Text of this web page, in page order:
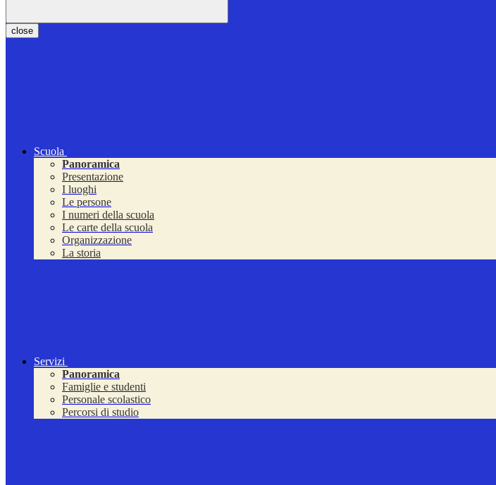
close
Scuola
Panoramica
Presentazione
I luoghi
Le persone
I numeri della scuola
Le carte della scuola
Organizzazione
La storia
Servizi
Panoramica
Famiglie e studenti
Personale scolastico
Percorsi di studio